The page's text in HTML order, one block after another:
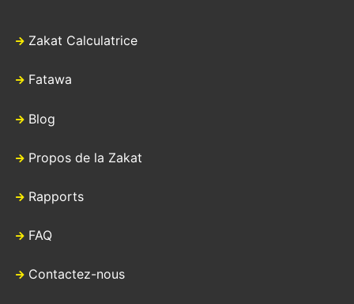
Zakat Calculatrice
Fatawa
Blog
Propos de la Zakat
Rapports
FAQ
Contactez-nous